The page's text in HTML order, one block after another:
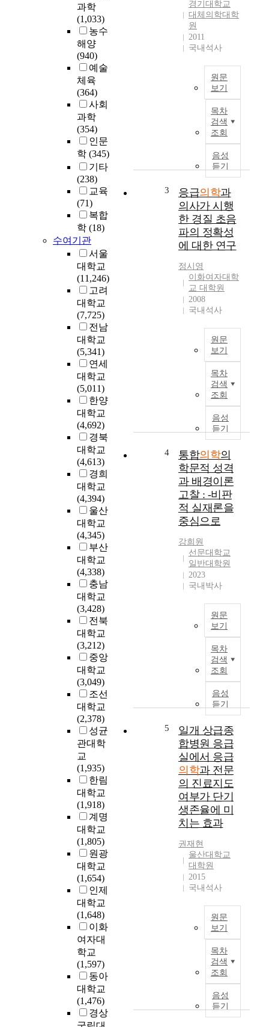
과학
(1,033)
농수
해양
(940)
예술
체육
(364)
사회
과학
(354)
인문
학 (345)
기타
(238)
교육
(71)
복합
학 (18)
수여기관
서울
대학교
(11,246)
고려
대학교
(7,725)
전남
대학교
(5,341)
연세
대학교
(5,011)
한양
대학교
(4,692)
경북
대학교
(4,613)
경희
대학교
(4,394)
울산
대학교
(4,345)
부산
대학교
(4,338)
충남
대학교
(3,428)
전북
대학교
(3,212)
중앙
대학교
(3,049)
조선
대학교
(2,378)
성균
관대학
교
(1,935)
한림
대학교
(1,918)
계명
대학교
(1,805)
원광
대학교
(1,654)
인제
대학교
(1,648)
이화
여자대
학교
(1,597)
동아
대학교
(1,476)
경상
는
통
하
경기대학교
대체의학대학
원
2011
국내석사
원문
보기
목차
검색
조회
음성
듣기
3 응급의학과
의사가 시행
한 경질 초음
파의 정확성
에 대한 연구
정시영
이화여자대학
교 대학원
2008
국내석사
원문
보기
목차
검색
조회
음성
듣기
4 통합의학의
학문적 성격
과 배경이론
고찰 : -비판
적 실재론을
중심으로
강희원
선문대학교
일반대학원
2023
국내박사
원문
보기
목차
검색
조회
음성
듣기
5
일개 상급종
합병원 응급
실에서 응급
의학과 전문
의 진료지도
여부가 단기
생존율에 미
치는 효과
권재현
울산대학교
대학원
2015
국내석사
원문
보기
목차
검색
조회
음성
듣기